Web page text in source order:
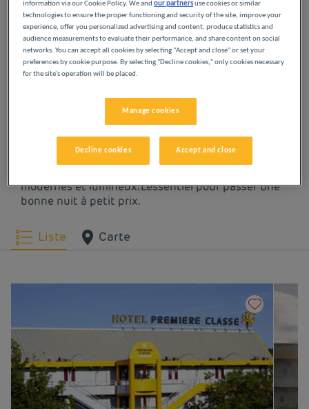
dans un hôtel pas cher Première Classe.
pour ses thermes, ou visitezSèteet son canal pittoresque.
Pour une expérience urbaine,Montpelliervous attend avec ses
ruelles mé
Lire la suite
NOS HÔTELS À BÉZIERS
À PETITS PRIX
Laissez-vous tenter par nos hôtels Première Classe
à Béziers. Dès votre arrivée, vous découvrirez
l’expérience Première Classe : des hôtels
modernes et lumineux. L’essentiel pour passer une
bonne nuit à petit prix.
Liste Carte
information via our Cookie Policy. We andour partnersuse cookies or similar
technologies to ensure the proper functioning and security of the site, improve your
experience, offer you personalized advertising and content, produce statistics and
audience measurements to evaluate their performance, and share content on social
networks. You can accept all cookies by selecting "Accept and close" or set your
preferences by cookie purpose. By selecting "Decline cookies," only cookies necessary
for the site's operation will be placed.
Manage cookies
Decline cookies Accept and close